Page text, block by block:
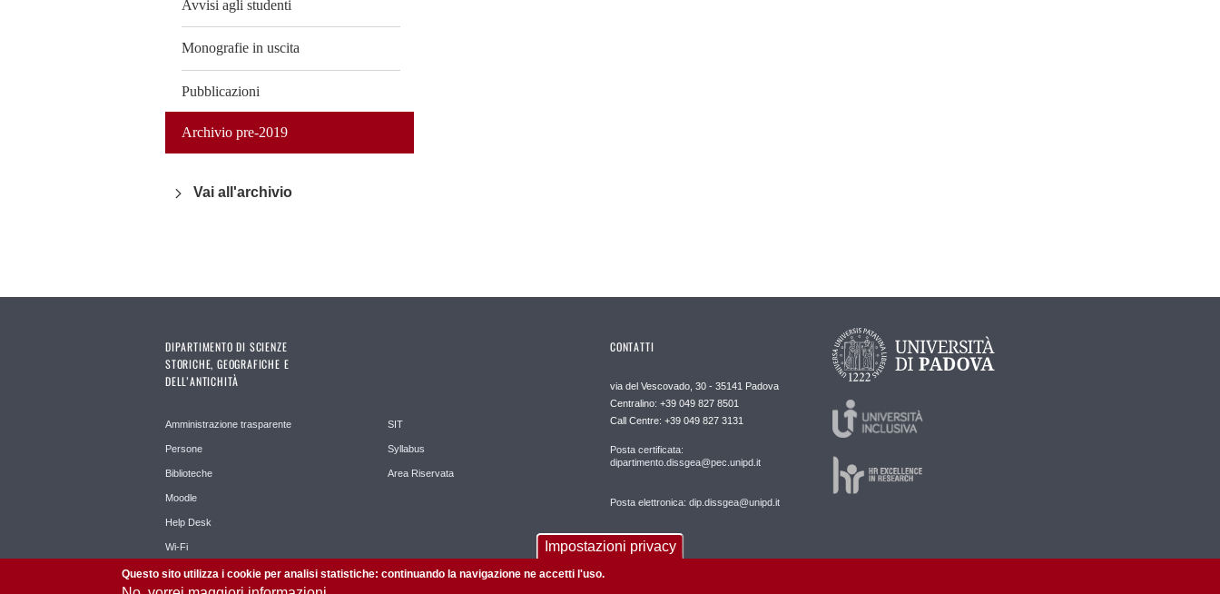
Avvisi agli studenti
Monografie in uscita
Pubblicazioni
Archivio pre-2019
Vai all'archivio
DIPARTIMENTO DI SCIENZE
STORICHE, GEOGRAFICHE E
DELL’ANTICHITÀ
Amministrazione trasparente
Persone
Biblioteche
Moodle
Help Desk
Wi-Fi
SIT
Syllabus
Area Riservata
CONTATTI
via del Vescovado, 30 - 35141 Padova
Centralino: +39 049 827 8501
Call Centre: +39 049 827 3131
Posta certificata:
dipartimento.dissgea@pec.unipd.it
Posta elettronica: dip.dissgea@unipd.it
Impostazioni privacy
Questo sito utilizza i cookie per analisi statistiche: continuando la navigazione ne accetti l'uso.